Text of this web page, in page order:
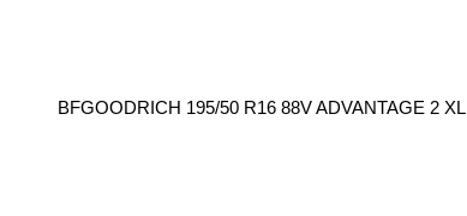
BFGOODRICH 195/50 R16 88V ADVANTAGE 2 XL